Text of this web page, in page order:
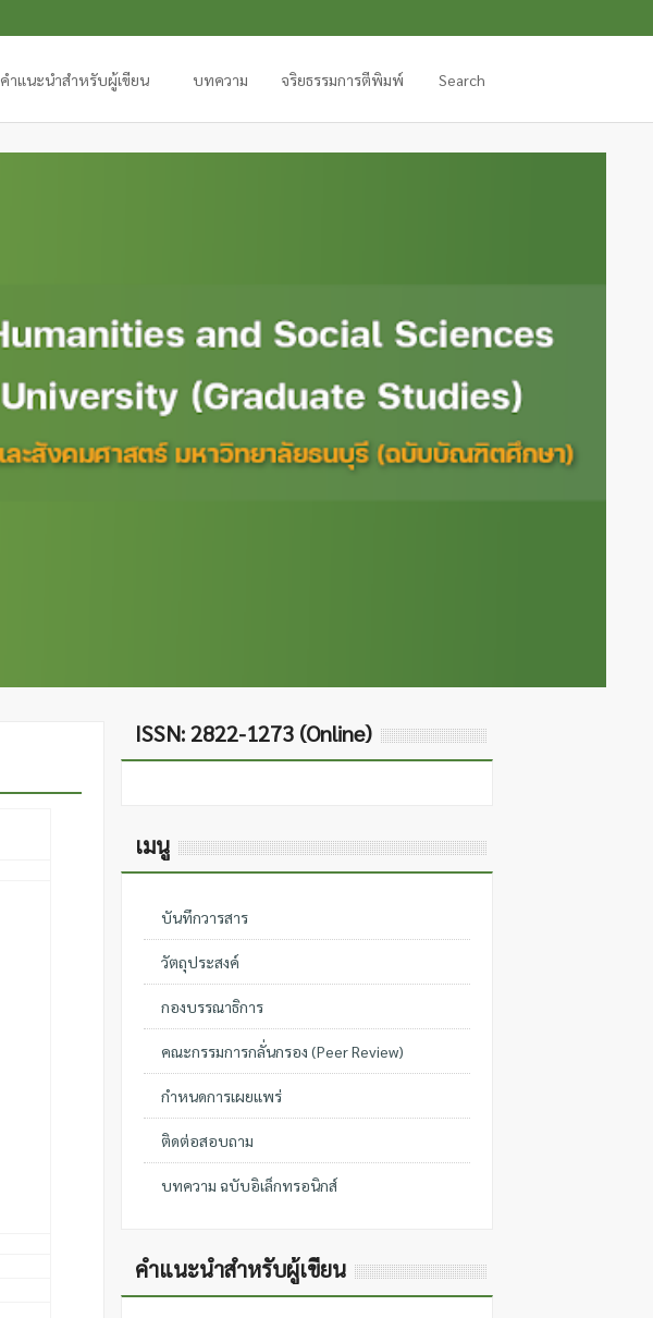
คำแนะนำสำหรับผู้เขียน บทความ จริยธรรมการตีพิมพ์ Search
ISSN: 2822-1273 (Online)
เมนู
บันทึกวารสาร
วัตถุประสงค์
กองบรรณาธิการ
คณะกรรมการกลั่นกรอง (Peer Review)
กำหนดการเผยแพร่
ติดต่อสอบถาม
บทความ ฉบับอิเล็กทรอนิกส์
คำแนะนำสำหรับผู้เขียน